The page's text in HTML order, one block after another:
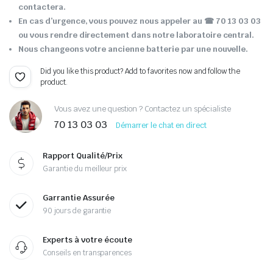
contactera.
En cas d’urgence, vous pouvez nous appeler au ☎ 70 13 03 03
ou vous rendre directement dans notre laboratoire central.
Nous changeons votre ancienne batterie par une nouvelle.
Did you like this product? Add to favorites now and follow the
product.
Vous avez une question ? Contactez un spécialiste
70 13 03 03 Démarrer le chat en direct
Rapport Qualité/Prix
Garantie du meilleur prix
Garrantie Assurée
90 jours de garantie
Experts à votre écoute
Conseils en transparences